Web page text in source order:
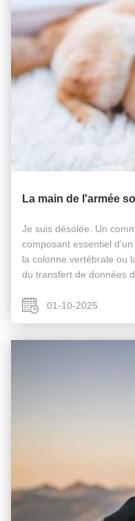
La main de l'armée
Je suis désolée. Un
composant essentiel
la colonne vertébrale ou
du transfert de données
agissant ...01-10-2025